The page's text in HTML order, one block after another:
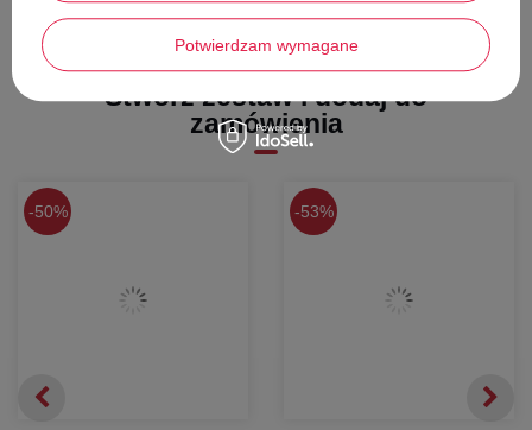
odprowadza wilgoć i jest niezwykle delikatna w dotyku, co zapobiega
podrażnieniom.
Wszechstronność:Idealne zarówno na stok narciarski, jak i do
Pikowane detale ze skóry nadają im luksusowego
charakteru, który pasuje do każdej zimowej stylizacji.
Stwórz zestaw i dodaj do
zamówienia
50% 53%
Potwierdzam wymagane